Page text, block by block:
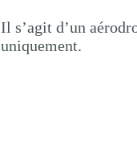
Il s’agit d’un
uniquement.